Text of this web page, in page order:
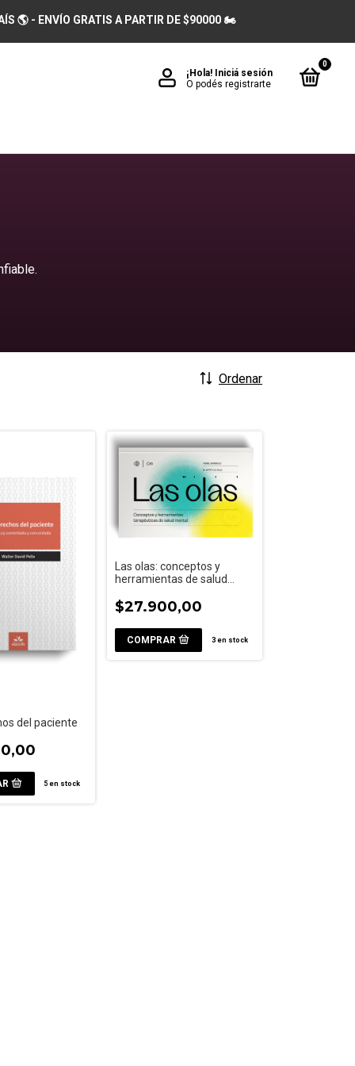
🌎 - ENVÍO GRATIS A PARTIR DE $90000 🏍️
¡Hola! Iniciá sesión
O podés registrarte
0
Ordenar
del paciente
5 en stock
Las olas: conceptos y
herramientas de salud
$27.900,00
3en stock